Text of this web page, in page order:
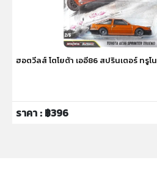
ฮอตวีลส์ โตโยต้า เออี86 สปรินเตอร์ ทรูโน
ราคา : ฿396